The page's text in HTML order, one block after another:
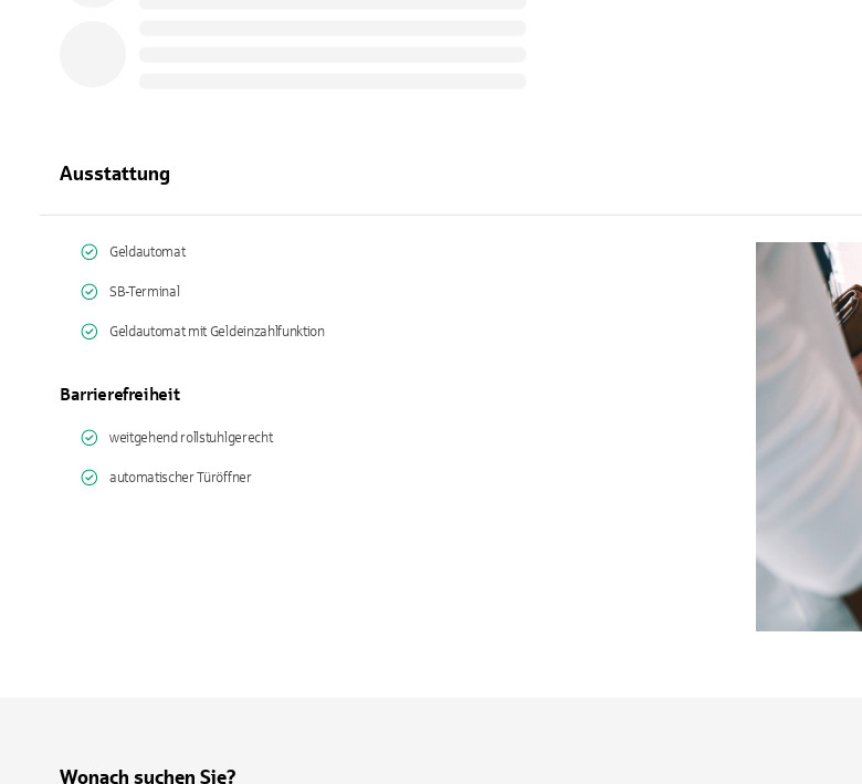
Ausstattung
Geldautomat
SB-Terminal
Geldautomat mit Geldeinzahlfunktion
Barrierefreiheit
weitgehend rollstuhlgerecht
automatischer Türöffner
Wonach suchen Sie?